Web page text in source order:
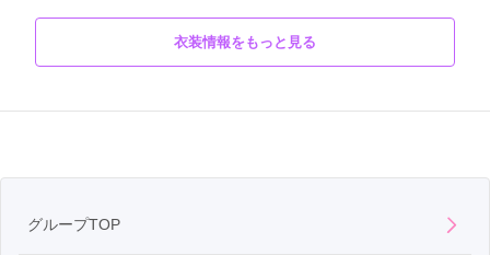
衣装情報をもっと見る
グループTOP